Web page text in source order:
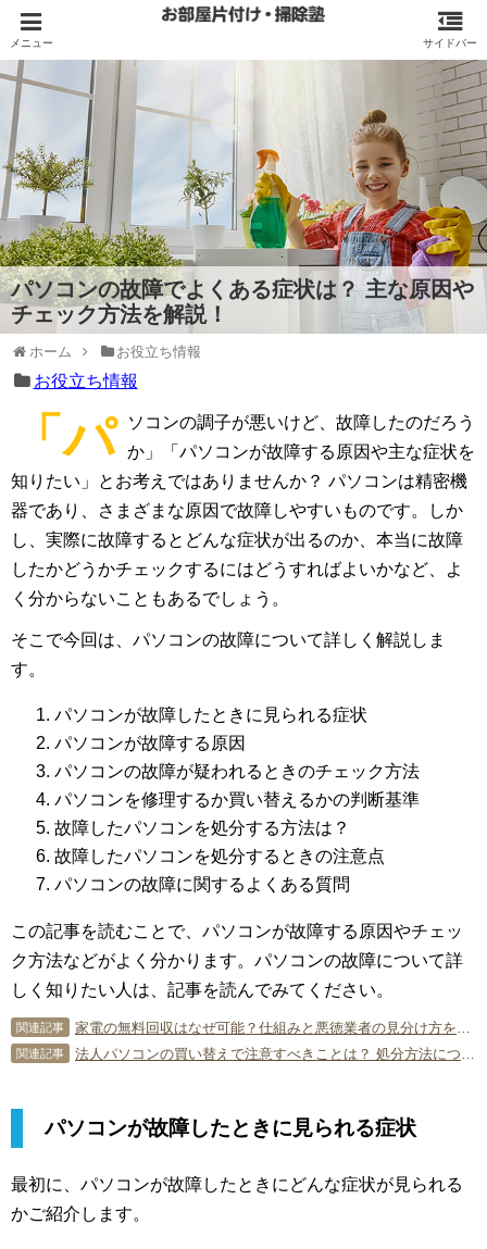
パソコンの故障でよくある症状は？ 主な原因や
チェック方法を解説！
ホーム お役立ち情報
お役立ち情報
「パ
ソコンの調子が悪いけど、故障したのだろう
か」「パソコンが故障する原因や主な症状を
知りたい」とお考えではありませんか？ パソコンは精密機
器であり、さまざまな原因で故障しやすいものです。しか
し、実際に故障するとどんな症状が出るのか、本当に故障
したかどうかチェックするにはどうすればよいかなど、よ
く分からないこともあるでしょう。
そこで今回は、パソコンの故障について詳しく解説しま
す。
パソコンが故障したときに見られる症状
パソコンが故障する原因
パソコンの故障が疑われるときのチェック方法
パソコンを修理するか買い替えるかの判断基準
故障したパソコンを処分する方法は？
故障したパソコンを処分するときの注意点
パソコンの故障に関するよくある質問
この記事を読むことで、パソコンが故障する原因やチェッ
ク方法などがよく分かります。パソコンの故障について詳
しく知りたい人は、記事を読んでみてください。
関連記事
関連記事
パソコンが故障したときに見られる症状
最初に、パソコンが故障したときにどんな症状が見られる
かご紹介します。